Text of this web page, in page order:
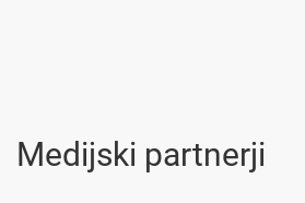
Medijski partnerji